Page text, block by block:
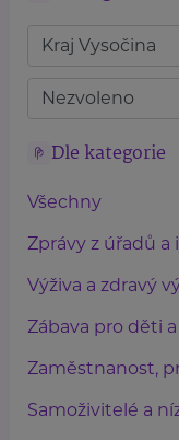
Dle kategorie
Všechny
Zprávy z úřadů
Výživa a zdravý
Zábava pro děti
Zaměstnanost,
Samoživitelé a